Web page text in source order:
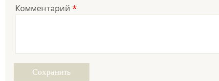
Комментарий *